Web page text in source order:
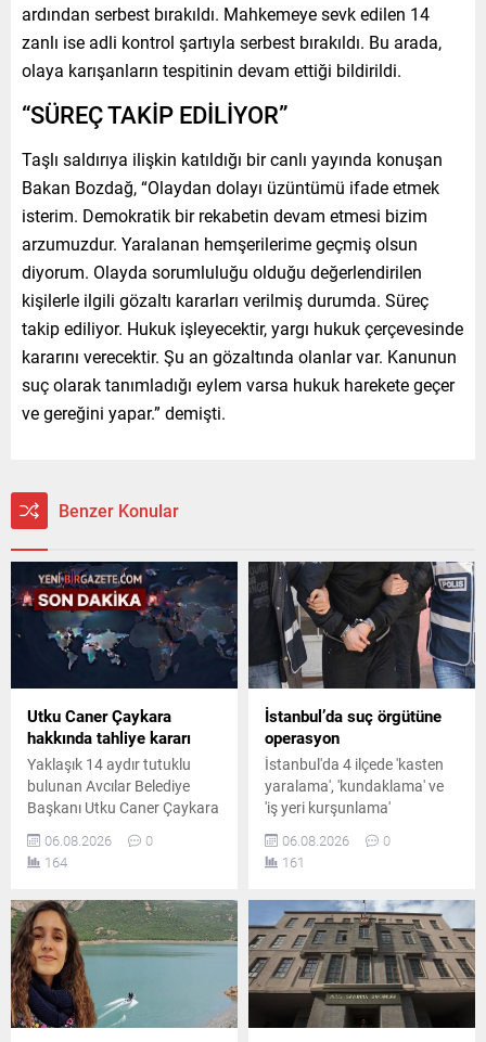
ardından serbest bırakıldı. Mahkemeye sevk edilen 14
zanlı ise adli kontrol şartıyla serbest bırakıldı. Bu arada,
olaya karışanların tespitinin devam ettiği bildirildi.
“SÜREÇ TAKİP EDİLİYOR”
Taşlı saldırıya ilişkin katıldığı bir canlı yayında konuşan
Bakan Bozdağ, “Olaydan dolayı üzüntümü ifade etmek
isterim. Demokratik bir rekabetin devam etmesi bizim
arzumuzdur. Yaralanan hemşerilerime geçmiş olsun
diyorum. Olayda sorumluluğu olduğu değerlendirilen
kişilerle ilgili gözaltı kararları verilmiş durumda. Süreç
takip ediliyor. Hukuk işleyecektir, yargı hukuk çerçevesinde
kararını verecektir. Şu an gözaltında olanlar var. Kanunun
suç olarak tanımladığı eylem varsa hukuk harekete geçer
ve gereğini yapar.” demişti.
Benzer Konular
Utku Caner Çaykara
hakkında tahliye kararı
Yaklaşık 14 aydır tutuklu
bulunan Avcılar Belediye
Başkanı Utku Caner Çaykara
hakkında tahliye kararı
verildi. Kararın ardından
yargı sürecinin tutuksuz
öğrenildi.
06.08.2026
0
164
İstanbul’da suç örgütüne
operasyon
İstanbul'da 4 ilçede 'kasten
yaralama', 'kundaklama' ve
'iş yeri kurşunlama'
olaylarına karıştıkları
belirlenen suç örgütüne
yönelik düzenlenen
gözaltına alındı.
Operasyonda 1 çelik yelek ile
1 ruhsatsız tabanca ele
geçirildi.
06.08.2026
0
161